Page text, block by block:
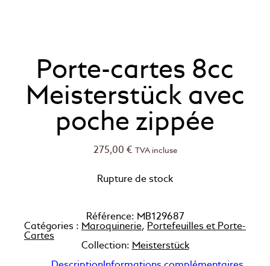
Porte-cartes 8cc
Meisterstück avec
poche zippée
275,00 € TVA incluse
Rupture de stock
Référence: MB129687
Catégories : Maroquinerie, Portefeuilles et Porte-
Cartes
Collection: Meisterstück